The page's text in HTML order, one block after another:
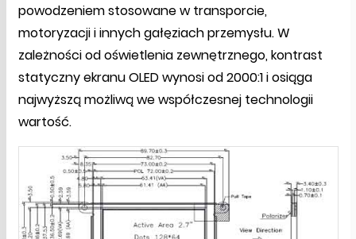
powodzeniem stosowane w transporcie,
motoryzacji i innych gałęziach przemysłu. W
zależności od oświetlenia zewnętrznego, kontrast
statyczny ekranu OLED wynosi od 2000:1 i osiąga
najwyższą możliwą we współczesnej technologii
wartość.